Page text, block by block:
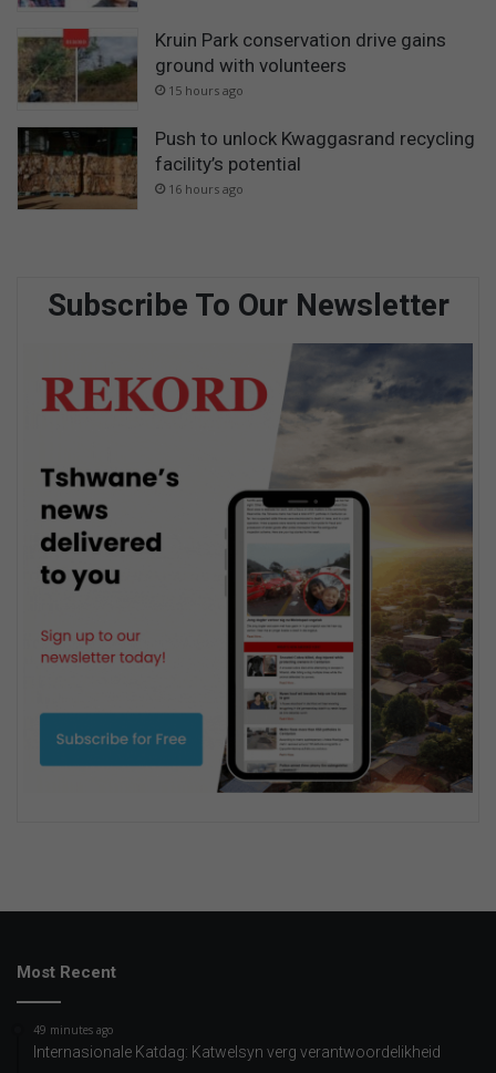
Kruin Park conservation drive gains
ground with volunteers
15 hours ago
Push to unlock Kwaggasrand recycling
facility’s potential
16 hours ago
Subscribe To Our Newsletter
Most Recent
49 minutes ago
Internasionale Katdag: Katwelsyn verg verantwoordelikheid